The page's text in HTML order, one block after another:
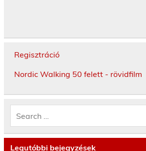
Regisztráció
Nordic Walking 50 felett - rövidfilm
Legutóbbi bejegyzések